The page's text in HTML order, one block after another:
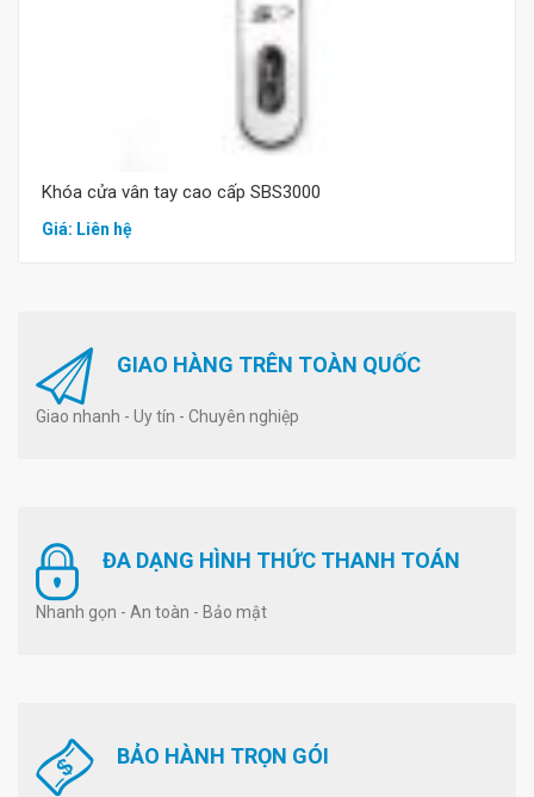
Khóa cửa vân tay cao cấp SBS3000
Giá: Liên hệ
GIAO HÀNG TRÊN TOÀN QUỐC
Giao nhanh - Uy tín - Chuyên nghiệp
ĐA DẠNG HÌNH THỨC THANH TOÁN
Nhanh gọn - An toàn - Bảo mật
BẢO HÀNH TRỌN GÓI